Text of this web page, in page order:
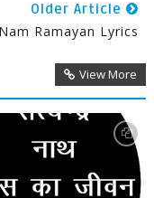
Older Article
Nam Ramayan Lyrics
View More